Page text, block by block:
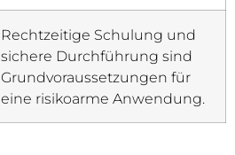
Rechtzeitige Schulung und
sichere Durchführung sind
Grundvoraussetzungen für
eine risikoarme Anwendung.